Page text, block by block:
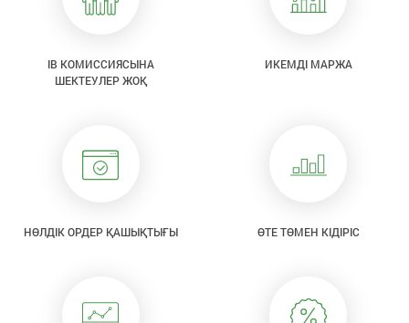
IB КОМИССИЯСЫНА
ШЕКТЕУЛЕР ЖОҚ
ИКЕМДІ МАРЖА
НӨЛДІК ОРДЕР ҚАШЫҚТЫҒЫ ӨТЕ ТӨМЕН КІДІРІС